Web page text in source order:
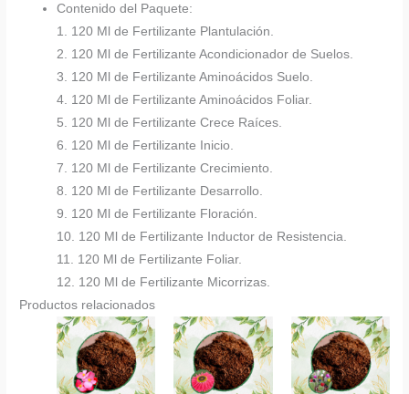
Contenido del Paquete:
1. 120 Ml de Fertilizante Plantulación.
2. 120 Ml de Fertilizante Acondicionador de Suelos.
3. 120 Ml de Fertilizante Aminoácidos Suelo.
4. 120 Ml de Fertilizante Aminoácidos Foliar.
5. 120 Ml de Fertilizante Crece Raíces.
6. 120 Ml de Fertilizante Inicio.
7. 120 Ml de Fertilizante Crecimiento.
8. 120 Ml de Fertilizante Desarrollo.
9. 120 Ml de Fertilizante Floración.
10. 120 Ml de Fertilizante Inductor de Resistencia.
11. 120 Ml de Fertilizante Foliar.
12. 120 Ml de Fertilizante Micorrizas.
Productos relacionados